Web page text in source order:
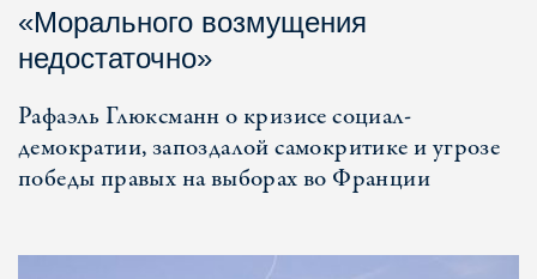
«Морального возмущения
недостаточно»
Рафаэль Глюксманн о кризисе социал-
демократии, запоздалой самокритике и угрозе
победы правых на выборах во Франции